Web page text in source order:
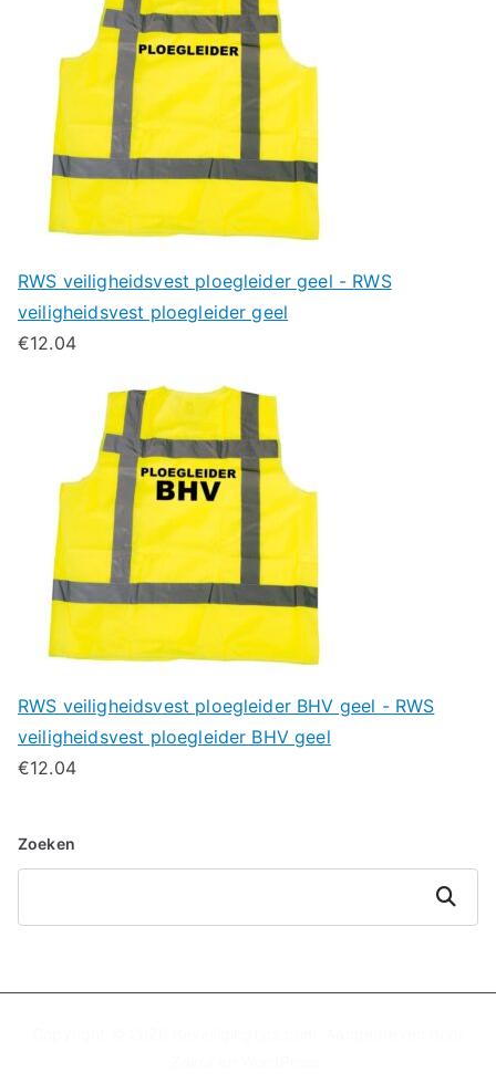
RWS veiligheidsvest ploegleider geel - RWS
veiligheidsvest ploegleider geel
€12.04
RWS veiligheidsvest ploegleider BHV geel - RWS
veiligheidsvest ploegleider BHV geel
€12.04
Zoeken
Zoeken